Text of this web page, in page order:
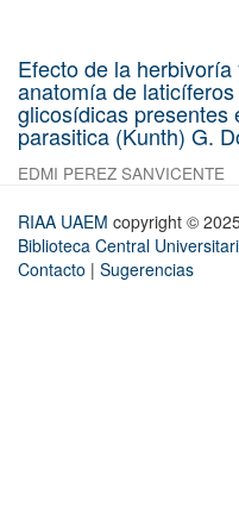
Efecto de la
anatomía de
glicosídicas presentes
parasitica (Kunth) G.
EDMI PEREZ SANVICENTE
RIAA UAEM copyright ©
Biblioteca Central
Contacto | Sugerencias